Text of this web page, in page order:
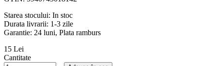
Starea stocului: In stoc
Durata livrarii: 1-3 zile
Garantie: 24 luni, Plata ramburs
15 Lei
Cantitate